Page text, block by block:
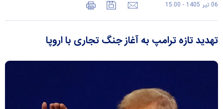
06 تير 1405 - 15:00
تهدید تازه ترامپ به آغاز جنگ تجاری با اروپا